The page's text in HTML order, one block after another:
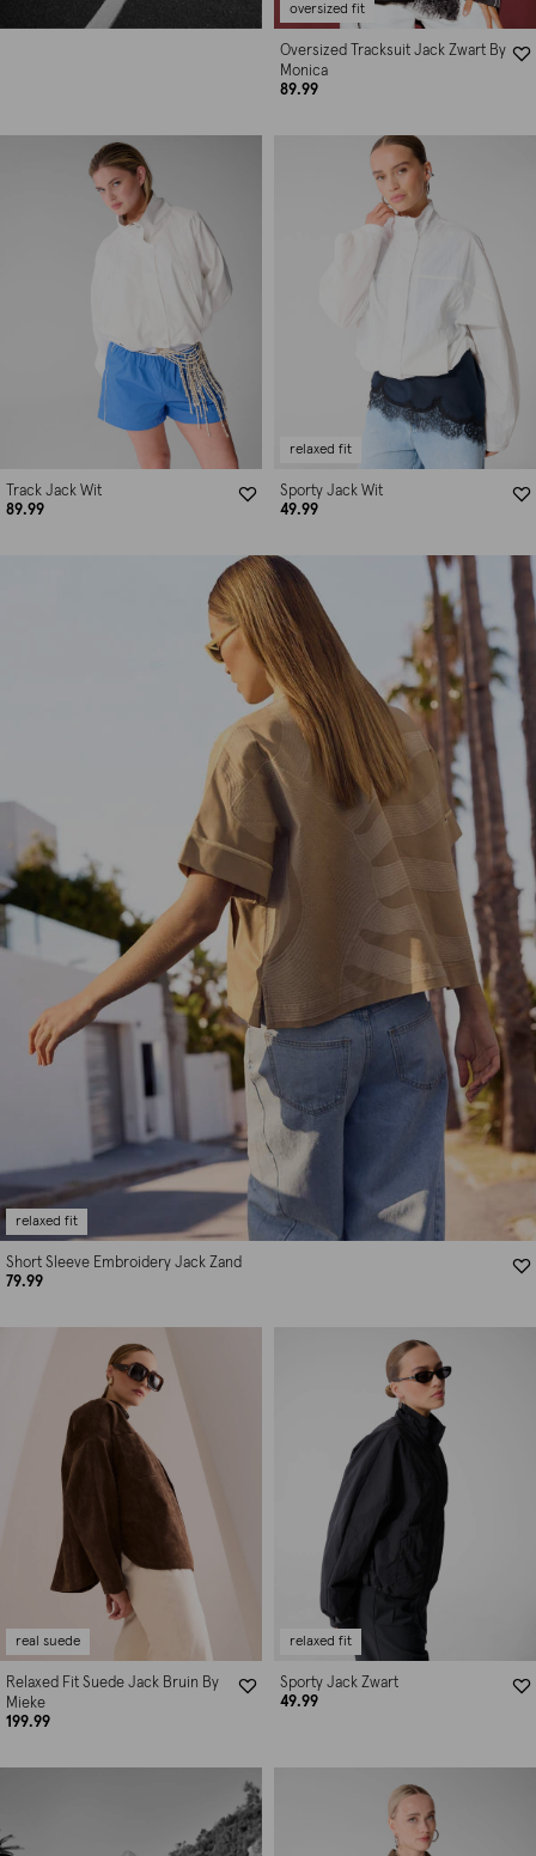
oversized fit
Oversized Tracksuit Jack Zwart By
Monica
89.99
Track Jack Wit
89.99
relaxed fit
Sporty Jack Wit
49.99
relaxed fit
Short Sleeve Embroidery Jack Zand
79.99
real suede
Relaxed Fit Suede Jack Bruin By
Mieke
199.99
relaxed fit
Sporty Jack Zwart
49.99